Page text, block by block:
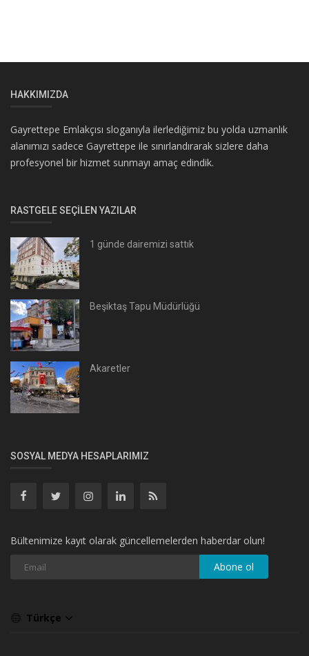
HAKKIMIZDA
Gayrettepe Emlakçısı sloganıyla ilerlediğimiz bu yolda uzmanlık
alanımızı sadece Gayrettepe ile sınırlandırarak sizlere daha
profesyonel bir hizmet sunmayı amaç edindik.
RASTGELE SEÇILEN YAZILAR
1 günde dairemizi sattık
Beşiktaş Tapu Müdürlüğü
Akaretler
SOSYAL MEDYA HESAPLARIMIZ
Bültenimize kayıt olarak güncellemelerden haberdar olun!
Abone ol
Türkçe